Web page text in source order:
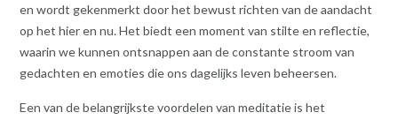
en wordt gekenmerkt door het bewust richten van de aandacht
op het hier en nu. Het biedt een moment van stilte en reflectie,
waarin we kunnen ontsnappen aan de constante stroom van
gedachten en emoties die ons dagelijks leven beheersen.
Een van de belangrijkste voordelen van meditatie is het